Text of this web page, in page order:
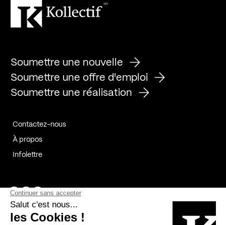
Soumettre une nouvelle
Soumettre une offre d'emploi
Soumettre une réalisation
Contactez-nous
À propos
Infolettre
Page Facebook de Kollectif
Page Instagram de Kollectif
Page Linkedin de Kollectif